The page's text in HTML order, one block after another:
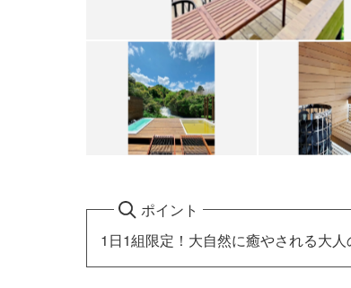
ポイント
1日1組限定！大自然に癒やされる大人